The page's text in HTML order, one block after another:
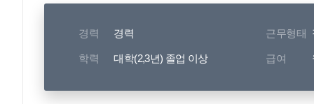
경력 경력 근무형태
학력 대학(2,3년) 졸업 이상 급여